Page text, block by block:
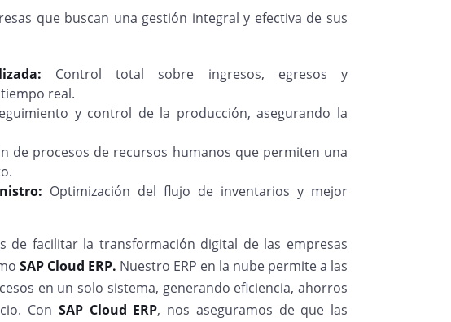
que buscan una gestión integral y efectiva de sus
Control total sobre ingresos, egresos y
real.
y control de la producción, asegurando la
de procesos de recursos humanos que permiten una
Optimización del flujo de inventarios y mejor
de facilitar la transformación digital de las empresas
SAP Cloud ERP. Nuestro ERP en la nube permite a las
en un solo sistema, generando eficiencia, ahorros
Con SAP Cloud ERP, nos aseguramos de que las